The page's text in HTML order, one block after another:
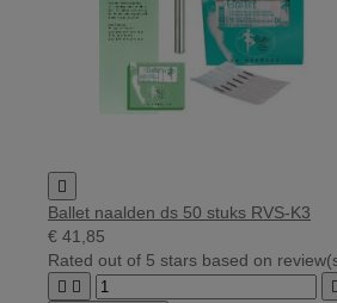

Ballet naalden ds 50 stuks RVS-K3
€ 41,85
Rated out of 5 stars based on
  